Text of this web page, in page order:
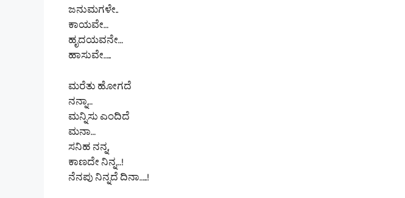
ಜನುಮಗಳೇ..
ಕಾಯವೇ…
ಹೃದಯವನೇ…
ಹಾಸುವೇ…..
ಮರೆತು ಹೋಗದೆ
ನನ್ನಾ…
ಮನ್ನಿಸು ಎಂದಿದೆ
ಮನಾ…
ಸನಿಹ ನನ್ನ,
ಕಾಣದೇ ನಿನ್ನ…!
ನೆನಪು ನಿನ್ನದೆ ದಿನಾ…..!